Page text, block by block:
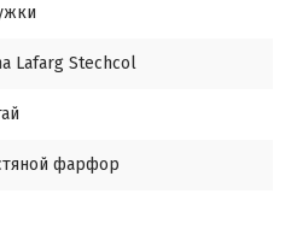
Lafarg Stechcol
фарфор